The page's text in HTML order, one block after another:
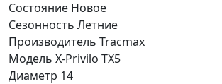
Состояние Новое
Сезонность Летние
Производитель Tracmax
Модель X-Privilo TX5
Диаметр 14